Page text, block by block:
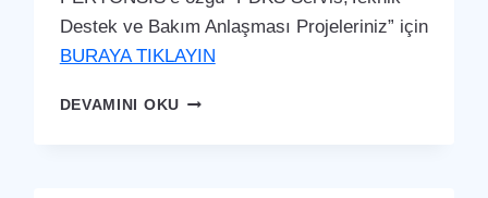
Destek ve Bakım Anlaşması Projeleriniz” için
BURAYA TIKLAYIN
DEVAMINI OKUTAŞOVA